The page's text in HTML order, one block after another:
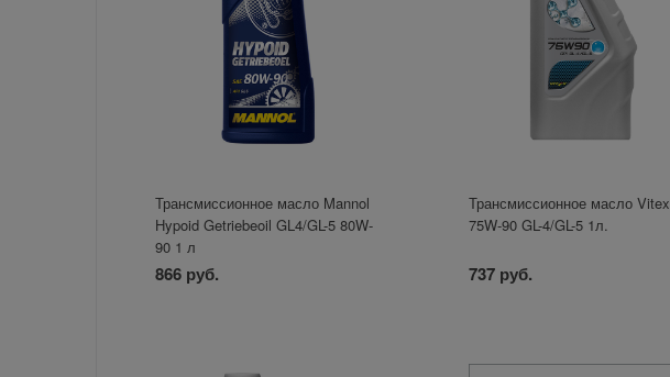
Трансмиссионное масло Mannol
Hypoid Getriebeoil GL4/GL-5 80W-
90 1 л
866 руб.
Трансмиссионное масло Vitex
75W-90 GL-4/GL-5 1л.
737 руб.